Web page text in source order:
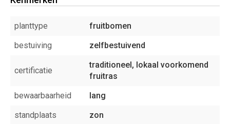
planttype
fruitbomen
bestuiving
zelfbestuivend
certificatie
traditioneel, lokaal voorkomend
fruitras
bewaarbaarheid
lang
standplaats
zon